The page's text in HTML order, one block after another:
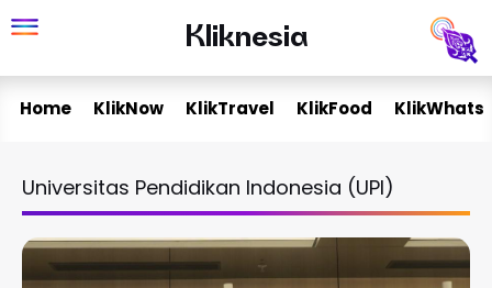
to
Kliknesia
Kliknesia
Home KlikNow KlikTravel KlikFood KlikWhats
Universitas Pendidikan Indonesia (UPI)